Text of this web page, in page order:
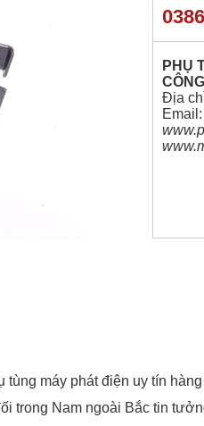
PHỤ
Địa
máy phát điện uy tín
trong Nam ngoài Bắc tin